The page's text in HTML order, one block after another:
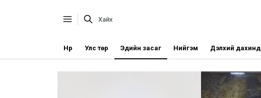
Нүүр Улс төр Эдийн засаг Нийгэм Дэлхий дахинд